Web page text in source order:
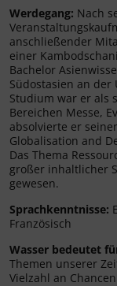
Werdegang: Nach
anschließender
einer
Bachelor
Südostasien an der
Studium war er als
Bereichen Messe,
absolvierte er
Globalisation and
Das Thema
großer inhaltlicher
gewesen.
Sprachkenntnisse:
Französisch
Wasser bedeutet
Themen unserer
Vielzahl an